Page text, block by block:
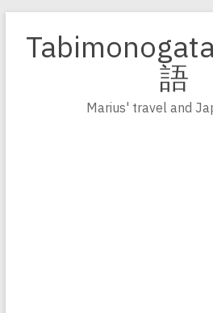
Inhalt
springen
語
Marius' travel and